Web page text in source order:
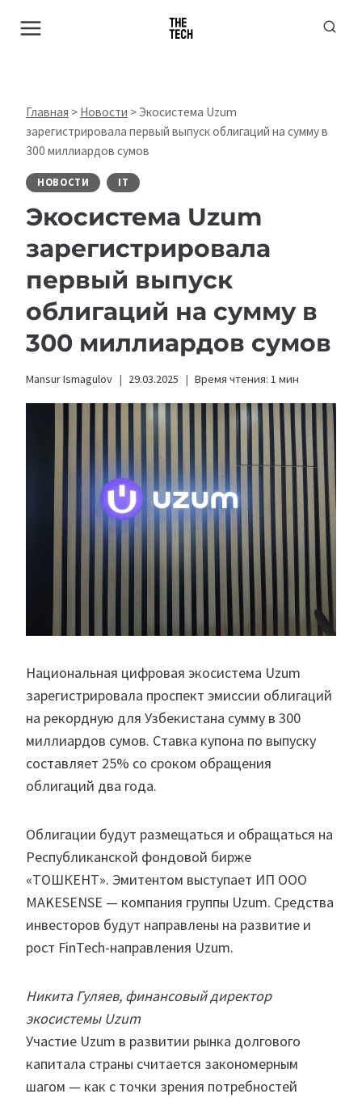
Главная > Новости > Экосистема Uzum
зарегистрировала первый выпуск облигаций на сумму в
300 миллиардов сумов
НОВОСТИ IT
Экосистема Uzum
зарегистрировала
первый выпуск
облигаций на сумму в
300 миллиардов сумов
Mansur Ismagulov 29.03.2025 Время чтения: 1 мин
Национальная цифровая экосистема Uzum
зарегистрировала проспект эмиссии облигаций
на рекордную для Узбекистана сумму в 300
миллиардов сумов. Ставка купона по выпуску
составляет 25% со сроком обращения
облигаций два года.
Облигации будут размещаться и обращаться на
Республиканской фондовой бирже
«ТОШКЕНТ». Эмитентом выступает ИП ООО
MAKESENSE — компания группы Uzum. Средства
инвесторов будут направлены на развитие и
рост FinTech-направления Uzum.
Никита Гуляев, финансовый директор
экосистемы Uzum
Участие Uzum в развитии рынка долгового
капитала страны считается закономерным
шагом — как с точки зрения потребностей